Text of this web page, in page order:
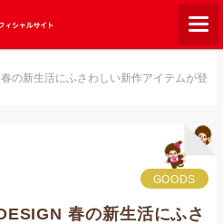
の新生活にふさわしい新作アイテムが登
GOODS
春の新生活にふさ